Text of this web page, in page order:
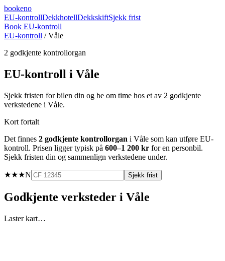
bookeno
EU-kontrollDekkhotellDekkskiftSjekk frist
Book EU-kontroll
EU-kontroll /Våle
2 godkjente kontrollorgan
EU-kontroll i Våle
Sjekk fristen for bilen din og be om time hos et av 2 godkjente
verkstedene i Våle.
Kort fortalt
Det finnes 2 godkjente kontrollorgan i Våle som kan utføre EU-
kontroll. Prisen ligger typisk på 600–1 200 kr for en personbil.
Sjekk fristen din og sammenlign verkstedene under.
★★★N Sjekk frist
Godkjente verksteder i Våle
Laster kart…